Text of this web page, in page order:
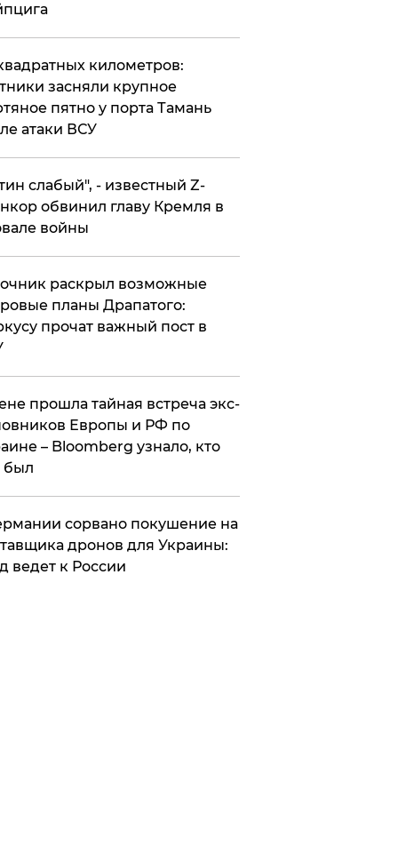
километров:
засняли крупное
пятно у порта Тамань
атаки ВСУ
слабый", - известный Z-
обвинил главу Кремля в
войны
раскрыл возможные
планы Драпатого:
прочат важный пост в
прошла тайная встреча экс-
Европы и РФ по
– Bloomberg узнало, кто
был
сорвано покушение на
дронов для Украины:
ведет к России